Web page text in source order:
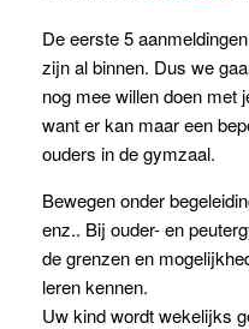
De eerste 5
zijn al binnen. Dus we
nog mee willen doen met
want er kan maar een
ouders in de gymzaal.
Bewegen onder
enz.. Bij ouder- en
de grenzen en
leren kennen.
Uw kind wordt wekelijks